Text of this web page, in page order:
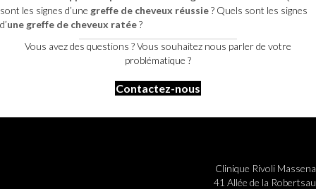
sont les signes d’une greffe de cheveux réussie? Quels sont les signes
d’une greffe de cheveux ratée?
Vous avez des questions ? Vous souhaitez nous parler de votre
problématique ?
Contactez-nous
Clinique Rivoli Massena
41 Allée de la Robertsau